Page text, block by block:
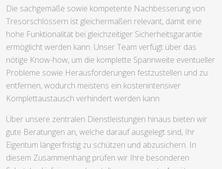
Die sachgemäße sowie kompetente Nachbesserung von
Tresorschlössern ist gleichermaßen relevant, damit eine
hohe Funktionalität bei gleichzeitiger Sicherheitsgarantie
ermöglicht werden kann. Unser Team verfügt über das
nötige Know-how, um die komplette Spannweite eventueller
Probleme sowie Herausforderungen festzustellen und zu
entfernen, wodurch meistens ein kostenintensiver
Komplettaustausch verhindert werden kann.
Über unsere zentralen Dienstleistungen hinaus bieten wir
gute Beratungen an, welche darauf ausgelegt sind, Ihr
Eigentum längerfristig zu schützen und abzusichern. In
diesem Zusammenhang prüfen wir Ihre besonderen